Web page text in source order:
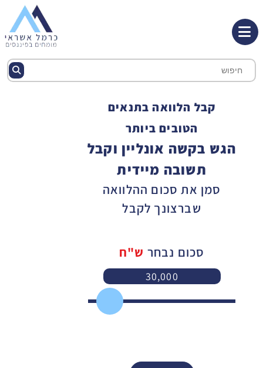
קבל הלוואה בתנאים
הטובים ביותר
הגש בקשה אונליין וקבל
תשובה מיידית
סמן את סכום ההלוואה
שברצונך לקבל
סכום נבחר ש"ח
30,000